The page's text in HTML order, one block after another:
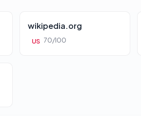
wikipedia.org
US 70/100